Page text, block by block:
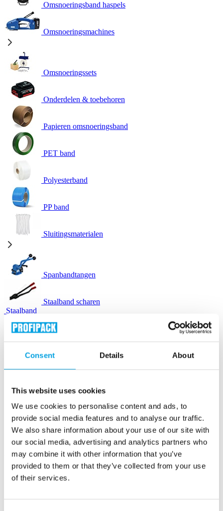
Consent Details About
This website uses cookies
We use cookies to personalise content and ads, to
provide social media features and to analyse our traffic.
We also share information about your use of our site with
our social media, advertising and analytics partners who
may combine it with other information that you’ve
provided to them or that they’ve collected from your use
of their services.
Omsnoeringsband haspels
Omsnoeringsmachines
Omsnoeringssets
Onderdelen & toebehoren
Papieren omsnoeringsband
PET band
Polyesterband
PP band
Sluitingsmaterialen
Spanbandtangen
Staalband scharen
Staalband
Instapak Quick RT schuimkussens
Luchtkussenmachines
Luchtkussenzakjes
Opvulchips